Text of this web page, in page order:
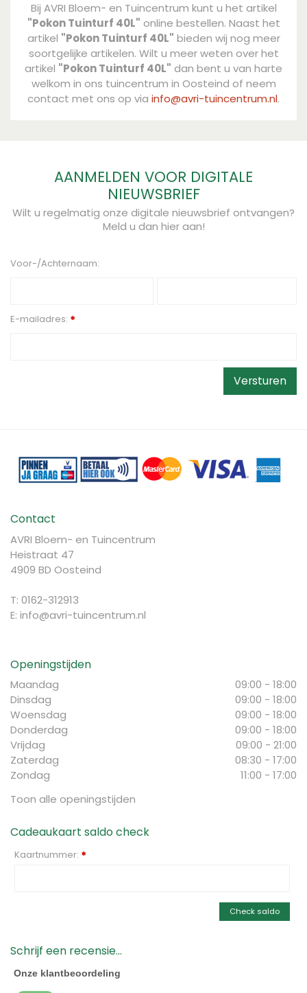
Bij AVRI Bloem- en Tuincentrum kunt u het artikel
"Pokon Tuinturf 40L" online bestellen. Naast het
artikel "Pokon Tuinturf 40L" bieden wij nog meer
soortgelijke artikelen. Wilt u meer weten over het
artikel "Pokon Tuinturf 40L" dan bent u van harte
welkom in ons tuincentrum in Oosteind of neem
contact met ons op via info@avri-tuincentrum.nl.
AANMELDEN VOOR DIGITALE
NIEUWSBRIEF
Wilt u regelmatig onze digitale nieuwsbrief ontvangen?
Meld u dan hier aan!
Voor-/Achternaam:
E-mailadres: *
Contact
AVRI Bloem- en Tuincentrum
Heistraat 47
4909 BD Oosteind
T: 0162-312913
E: info@avri-tuincentrum.nl
Openingstijden
Maandag
09:00 - 18:00
Dinsdag
09:00 - 18:00
Woensdag
09:00 - 18:00
Donderdag
09:00 - 18:00
Vrijdag
09:00 - 21:00
Zaterdag
08:30 - 17:00
Zondag
11:00 - 17:00
Toon alle openingstijden
Cadeaukaart saldo check
Kaartnummer: *
Check saldo
Schrijf een recensie...